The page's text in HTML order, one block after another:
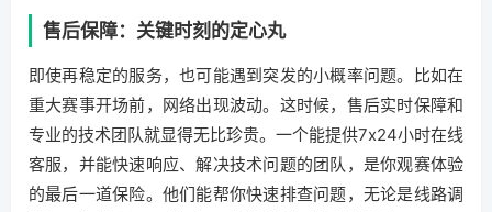
售后保障：关键时刻的定心丸
即使再稳定的服务，也可能遇到突发的小概率问题。比如在
重大赛事开场前，网络出现波动。这时候，售后实时保障和
专业的技术团队就显得无比珍贵。一个能提供7x24小时在线
客服，并能快速响应、解决技术问题的团队，是你观赛体验
的最后一道保险。他们能帮你快速排查问题，无论是线路调